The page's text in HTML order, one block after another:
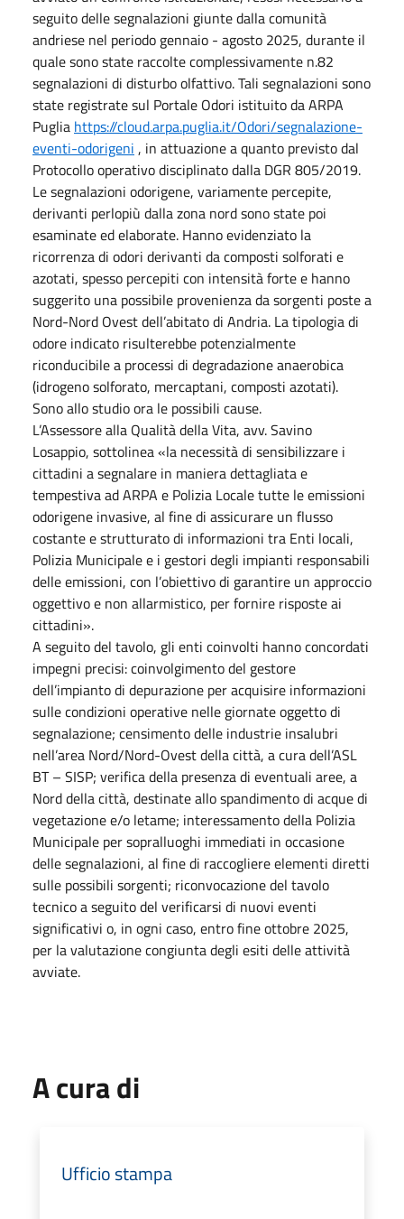
seguito delle segnalazioni giunte dalla comunità
andriese nel periodo gennaio - agosto 2025, durante il
quale sono state raccolte complessivamente n.82
segnalazioni di disturbo olfattivo. Tali segnalazioni sono
state registrate sul Portale Odori istituito da ARPA
Puglia https://cloud.arpa.puglia.it/Odori/segnalazione-
eventi-odorigeni , in attuazione a quanto previsto dal
Protocollo operativo disciplinato dalla DGR 805/2019.
Le segnalazioni odorigene, variamente percepite,
derivanti perlopiù dalla zona nord sono state poi
esaminate ed elaborate. Hanno evidenziato la
ricorrenza di odori derivanti da composti solforati e
azotati, spesso percepiti con intensità forte e hanno
suggerito una possibile provenienza da sorgenti poste a
Nord-Nord Ovest dell’abitato di Andria. La tipologia di
odore indicato risulterebbe potenzialmente
riconducibile a processi di degradazione anaerobica
(idrogeno solforato, mercaptani, composti azotati).
Sono allo studio ora le possibili cause.
L’Assessore alla Qualità della Vita, avv. Savino
Losappio, sottolinea «la necessità di sensibilizzare i
cittadini a segnalare in maniera dettagliata e
tempestiva ad ARPA e Polizia Locale tutte le emissioni
odorigene invasive, al fine di assicurare un flusso
costante e strutturato di informazioni tra Enti locali,
Polizia Municipale e i gestori degli impianti responsabili
delle emissioni, con l’obiettivo di garantire un approccio
oggettivo e non allarmistico, per fornire risposte ai
cittadini».
A seguito del tavolo, gli enti coinvolti hanno concordati
impegni precisi: coinvolgimento del gestore
dell’impianto di depurazione per acquisire informazioni
sulle condizioni operative nelle giornate oggetto di
segnalazione; censimento delle industrie insalubri
nell’area Nord/Nord-Ovest della città, a cura dell’ASL
BT – SISP; verifica della presenza di eventuali aree, a
Nord della città, destinate allo spandimento di acque di
vegetazione e/o letame; interessamento della Polizia
Municipale per sopralluoghi immediati in occasione
delle segnalazioni, al fine di raccogliere elementi diretti
sulle possibili sorgenti; riconvocazione del tavolo
tecnico a seguito del verificarsi di nuovi eventi
significativi o, in ogni caso, entro fine ottobre 2025,
per la valutazione congiunta degli esiti delle attività
avviate.
A cura di
Ufficio stampa